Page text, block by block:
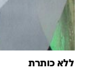
ללא כותרת